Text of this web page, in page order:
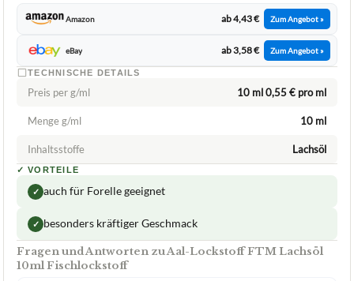
Amazon ab 4,43 € Zum Angebot »
eBay ab 3,58 € Zum Angebot »
TECHNISCHE DETAILS
Preis per g/ml 10 ml 0,55 € pro ml
Menge g/ml 10 ml
Inhaltsstoffe Lachsöl
✓ VORTEILE
✓ auch für Forelle geeignet
✓ besonders kräftiger Geschmack
Fragen und Antworten zu Aal-Lockstoff FTM Lachsöl
10ml Fischlockstoff